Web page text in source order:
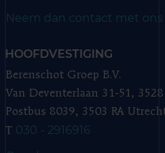
Neem dan contact met ons
HOOFDVESTIGING
Berenschot Groep B.V.
Van Deventerlaan 31-51,
Postbus 8039, 3503 RA
T 030 - 2916916